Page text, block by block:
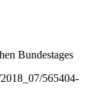
Bundestages
565404-